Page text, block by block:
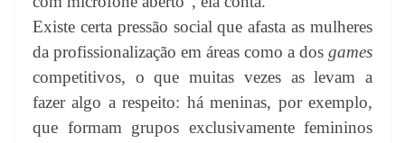
Existe certa pressão social que afasta as mulheres
da profissionalização em áreas como a dos games
competitivos, o que muitas vezes as levam a
fazer algo a respeito: há meninas, por exemplo,
que formam grupos exclusivamente femininos